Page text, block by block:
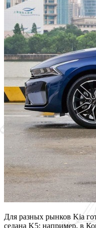
Для разных рынков Kia
седана K5: например, в